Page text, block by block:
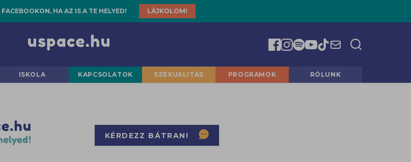
HA AZ IS A TE HELYED! LÁJKOLOM!
ISKOLA KAPCSOLATOK SZEXUALITÁS PROGRAMOK RÓLUNK
KÉRDEZZ BÁTRAN!